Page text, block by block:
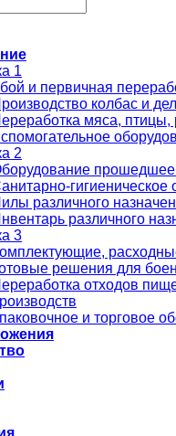
1
и первичная
колбас и
мяса,
2
прошедшее
гигиеническое
различного
различного
3
решения для
отходов
и торговое